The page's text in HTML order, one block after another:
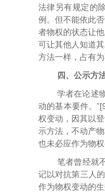
法律另有规定的
例。但不能依此
者物权的状态让
可让其他人知道
方法一样，占有
四、公示方
学者在论述
动的基本要件。
权变动，因其以
示方法，不动产
也未必应作为物
笔者曾经就
记以对抗第三人
作为物权变动的